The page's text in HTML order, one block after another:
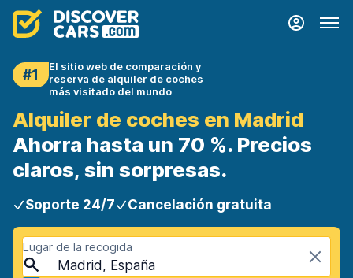
#1
El sitio web de comparación y
reserva de alquiler de coches
más visitado del mundo
Alquiler de coches en Madrid
Ahorra hasta un 70 %. Precios
claros, sin sorpresas.
Soporte 24/7 Cancelación gratuita
Lugar de la recogida
Madrid, España